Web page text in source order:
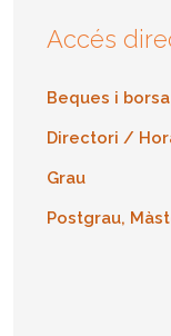
Accés
Beques i
Directori /
Grau
Postgrau,